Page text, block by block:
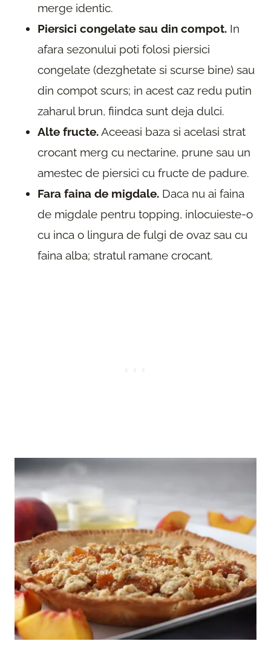
merge identic.
Piersici congelate sau din compot. In
afara sezonului poti folosi piersici
congelate (dezghetate si scurse bine) sau
din compot scurs; in acest caz redu putin
zaharul brun, fiindca sunt deja dulci.
Alte fructe.Aceeasi baza si acelasi strat
crocant merg cu nectarine, prune sau un
amestec de piersici cu fructe de padure.
Fara faina de migdale. Daca nu ai faina
de migdale pentru topping, inlocuieste-o
cu inca o lingura de fulgi de ovaz sau cu
faina alba; stratul ramane crocant.